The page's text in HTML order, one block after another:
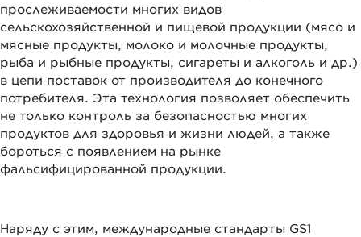
прослеживаемости многих видов
сельскохозяйственной и пищевой продукции (мясо и
мясные продукты, молоко и молочные продукты,
рыба и рыбные продукты, сигареты и алкоголь и др.)
в цепи поставок от производителя до конечного
потребителя. Эта технология позволяет обеспечить
не только контроль за безопасностью многих
продуктов для здоровья и жизни людей, а также
бороться с появлением на рынке
фальсифицированной продукции.
Наряду с этим, международные стандарты GS1